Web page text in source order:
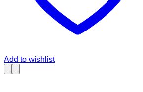
Add to wishlist